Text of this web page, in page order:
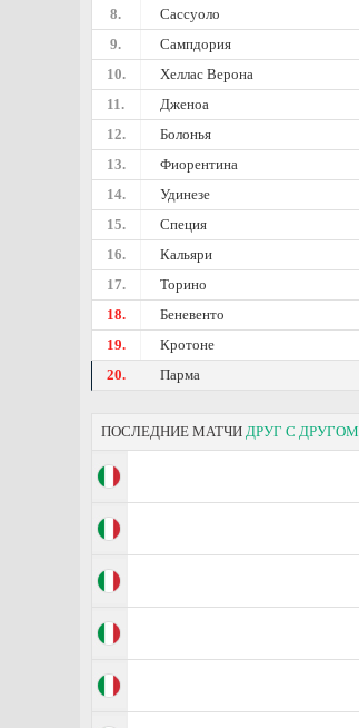
8.
Сассуоло
9.
Сампдория
10.
Хеллас Верона
11.
Дженоа
12.
Болонья
13.
Фиорентина
14.
Удинезе
15.
Специя
16.
Кальяри
17.
Торино
18.
Беневенто
19.
Кротоне
20.
Парма
ПОСЛЕДНИЕ МАТЧИ ДРУГ С ДРУГОМ